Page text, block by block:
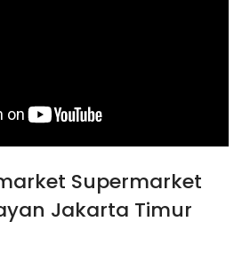
Supermarket
Jakarta Timur